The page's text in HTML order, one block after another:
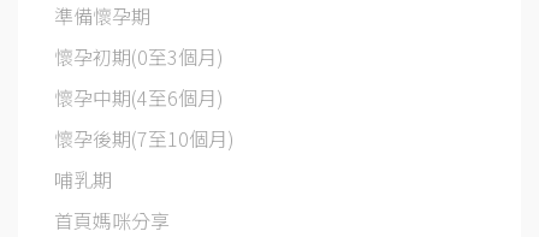
準備懷孕期
懷孕初期(0至3個月)
懷孕中期(4至6個月)
懷孕後期(7至10個月)
哺乳期
首頁媽咪分享